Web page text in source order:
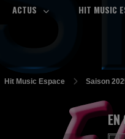
ACTUS HIT MUSIC
Hit Music Espace Saison
EN